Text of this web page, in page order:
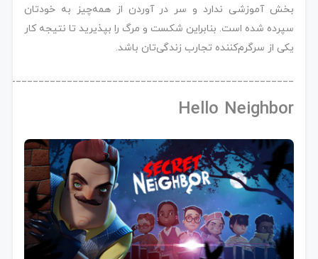
بخش آموزشی ندارد و سر در آوردن از همه‌چیز به خودتان
سپرده شده است. بنابراین شکست و مرگ را بپذیرید تا نتیجه کار
یکی از سرگرم‌کننده تجارب زندگی‌تان باشد.
Hello Neighbor